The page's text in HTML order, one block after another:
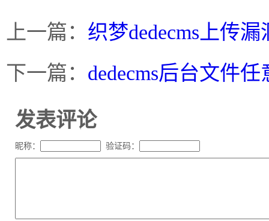
上一篇： 织梦dedecms上传
下一篇： dedecms后台文件
发表评论
昵称： 验证码：